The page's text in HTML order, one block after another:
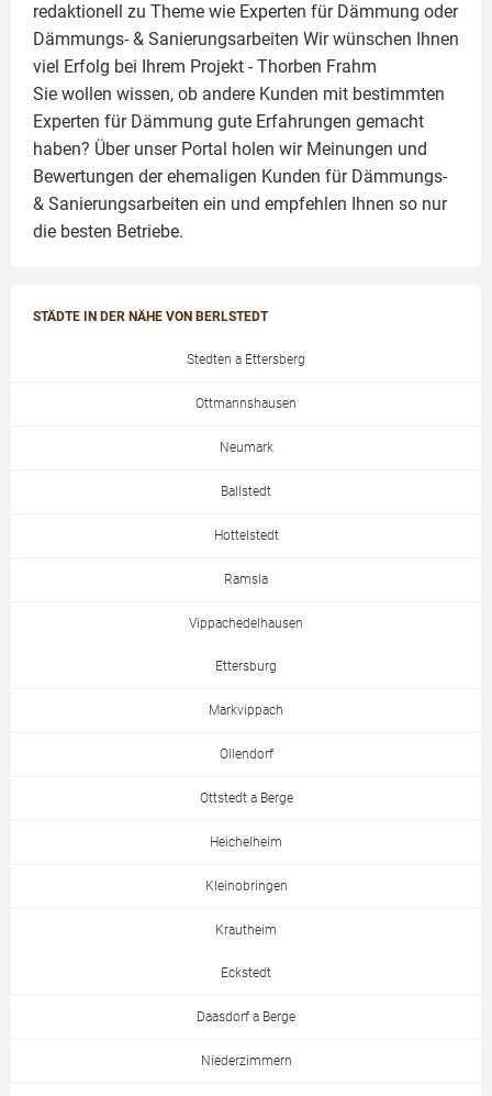
redaktionell zu Theme wie Experten für Dämmung oder
Dämmungs- & Sanierungsarbeiten Wir wünschen Ihnen
viel Erfolg bei Ihrem Projekt - Thorben Frahm
Sie wollen wissen, ob andere Kunden mit bestimmten
Experten für Dämmung gute Erfahrungen gemacht
haben? Über unser Portal holen wir Meinungen und
Bewertungen der ehemaligen Kunden für Dämmungs-
& Sanierungsarbeiten ein und empfehlen Ihnen so nur
die besten Betriebe.
STÄDTE IN DER NÄHE VON BERLSTEDT
Stedten a Ettersberg
Ottmannshausen
Neumark
Ballstedt
Hottelstedt
Ramsla
Vippachedelhausen
Ettersburg
Markvippach
Ollendorf
Ottstedt a Berge
Heichelheim
Kleinobringen
Krautheim
Eckstedt
Daasdorf a Berge
Niederzimmern